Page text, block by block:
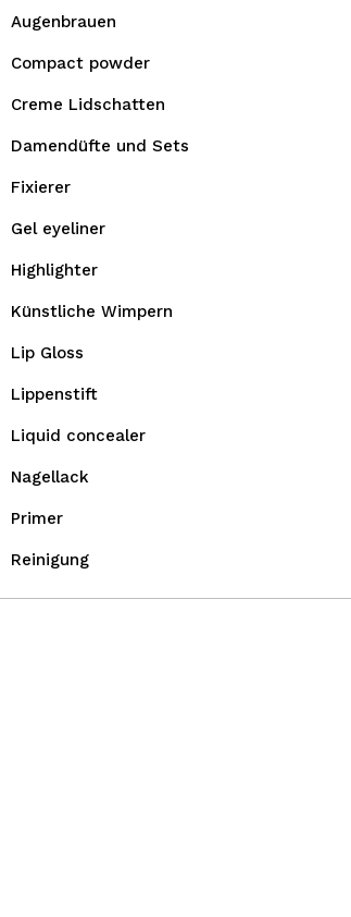
Augenbrauen
Compact powder
Creme Lidschatten
Damendüfte und Sets
Fixierer
Gel eyeliner
Highlighter
Künstliche Wimpern
Lip Gloss
Lippenstift
Liquid concealer
Nagellack
Primer
Reinigung